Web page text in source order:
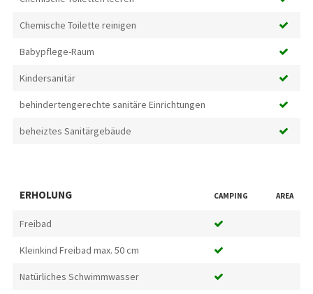
Chemische Toilette reinigen
Babypflege-Raum
Kindersanitär
behindertengerechte sanitäre Einrichtungen
beheiztes Sanitärgebäude
ERHOLUNG CAMPING AREA
Freibad
Kleinkind Freibad max. 50 cm
Natürliches Schwimmwasser